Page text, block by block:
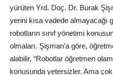
yürüten Yrd. Doç. Dr. Burak
yerini kısa vadede almayacağı
robotların sınıf yönetimi
olmaları. Şişman’a göre,
alabilir, “Robotlar öğretmen
konusunda yetersizler. Ama